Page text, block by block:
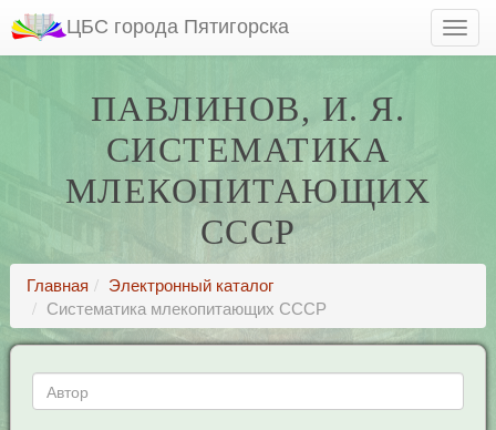
ЦБС города Пятигорска
ПАВЛИНОВ, И. Я.
СИСТЕМАТИКА
МЛЕКОПИТАЮЩИХ
СССР
Главная
Электронный каталог
Систематика млекопитающих СССР